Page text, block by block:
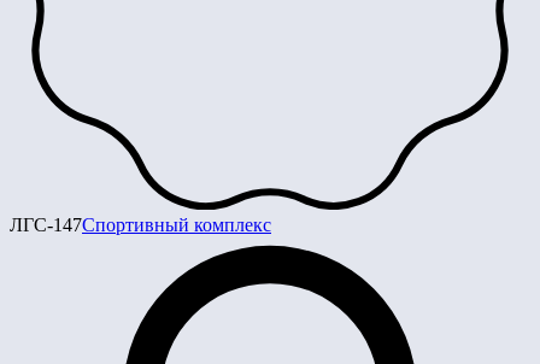
ЛГС-147Спортивный комплекс